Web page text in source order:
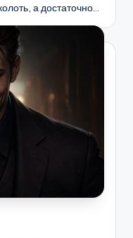
а достаточно…